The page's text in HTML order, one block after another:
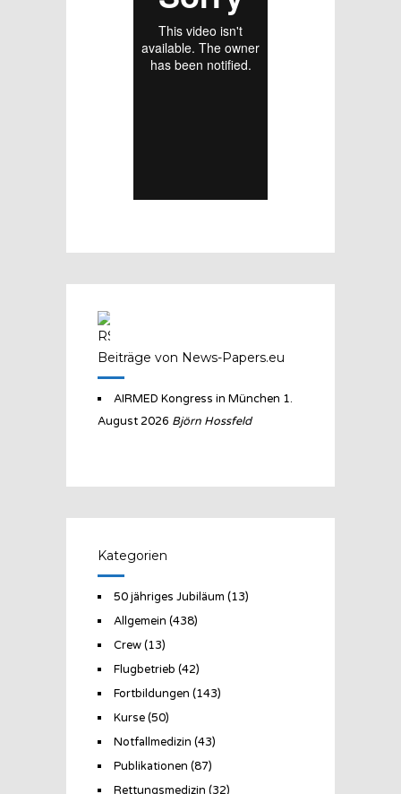
Beiträge von News-Papers.eu
AIRMED Kongress in München 1.
August 2026 Björn Hossfeld
Kategorien
50 jähriges Jubiläum (13)
Allgemein (438)
Crew(13)
Flugbetrieb (42)
Fortbildungen (143)
Kurse(50)
Notfallmedizin (43)
Publikationen (87)
Rettungsmedizin (32)